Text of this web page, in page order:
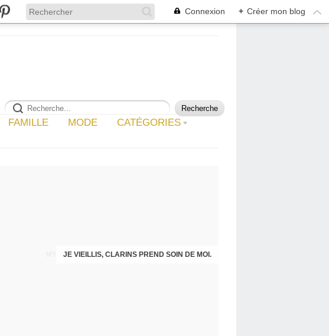
Connexion + Créer mon blog
FAMILLE MODE
CATÉGORIES
JE VIEILLIS, CLARINS PREND SOIN DE MOI.